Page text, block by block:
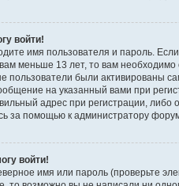
войти!
имя пользователя и пароль.
меньше 13 лет, то вам
пользователи были активированы
на указанный вами при
адрес при регистрации,
за помощью к администратору
войти!
имя или пароль (проверьте